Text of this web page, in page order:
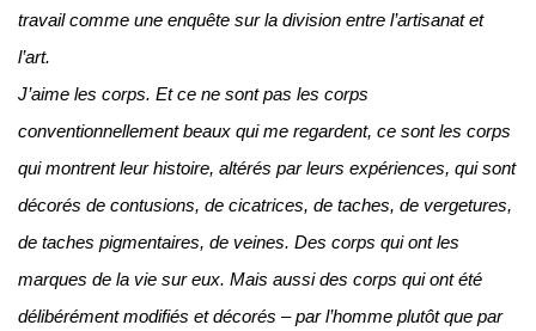
travail comme une enquête sur la division entre l’artisanat et
l’art.
J’aime les corps. Et ce ne sont pas les corps
conventionnellement beaux qui me regardent, ce sont les corps
qui montrent leur histoire, altérés par leurs expériences, qui sont
décorés de contusions, de cicatrices, de taches, de vergetures,
de taches pigmentaires, de veines. Des corps qui ont les
marques de la vie sur eux. Mais aussi des corps qui ont été
délibérément modifiés et décorés – par l’homme plutôt que par